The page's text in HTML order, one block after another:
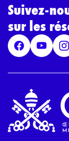
R
P
D
*
Suivez-
sur les